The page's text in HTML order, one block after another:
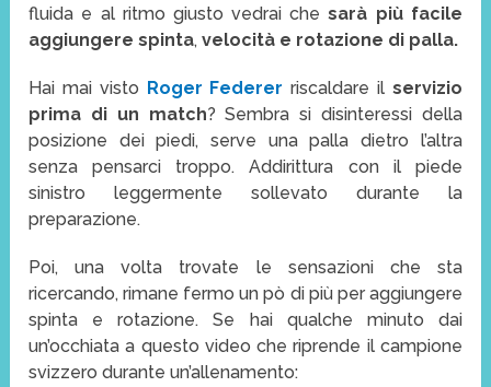
fluida e al ritmo giusto vedrai chesarà più facile
aggiungere spinta,velocità e rotazione di palla.
Hai mai visto Roger Federer riscaldare il servizio
prima di un match? Sembra si disinteressi della
posizione dei piedi, serve una palla dietro l’altra
senza pensarci troppo. Addirittura con il piede
sinistro leggermente sollevato durante la
preparazione.
Poi, una volta trovate le sensazioni che sta
ricercando, rimane fermo un pò di più per aggiungere
spinta e rotazione. Se hai qualche minuto dai
un’occhiata a questo video che riprende il campione
svizzero durante un’allenamento: